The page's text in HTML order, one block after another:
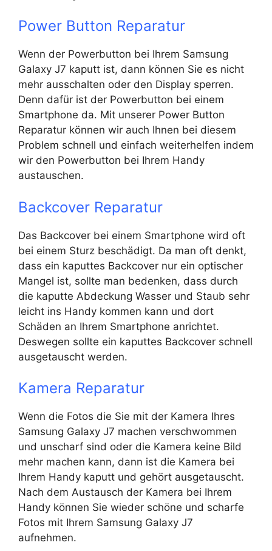
Power Button Reparatur
Wenn der Powerbutton bei Ihrem Samsung
Galaxy J7 kaputt ist, dann können Sie es nicht
mehr ausschalten oder den Display sperren.
Denn dafür ist der Powerbutton bei einem
Smartphone da. Mit unserer Power Button
Reparatur können wir auch Ihnen bei diesem
Problem schnell und einfach weiterhelfen indem
wir den Powerbutton bei Ihrem Handy
austauschen.
Backcover Reparatur
Das Backcover bei einem Smartphone wird oft
bei einem Sturz beschädigt. Da man oft denkt,
dass ein kaputtes Backcover nur ein optischer
Mangel ist, sollte man bedenken, dass durch
die kaputte Abdeckung Wasser und Staub sehr
leicht ins Handy kommen kann und dort
Schäden an Ihrem Smartphone anrichtet.
Deswegen sollte ein kaputtes Backcover schnell
ausgetauscht werden.
Kamera Reparatur
Wenn die Fotos die Sie mit der Kamera Ihres
Samsung Galaxy J7 machen verschwommen
und unscharf sind oder die Kamera keine Bild
mehr machen kann, dann ist die Kamera bei
Ihrem Handy kaputt und gehört ausgetauscht.
Nach dem Austausch der Kamera bei Ihrem
Handy können Sie wieder schöne und scharfe
Fotos mit Ihrem Samsung Galaxy J7
aufnehmen.